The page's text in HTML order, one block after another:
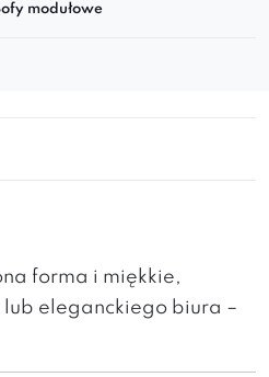
modułowe
forma i miękkie,
eleganckiego biura –